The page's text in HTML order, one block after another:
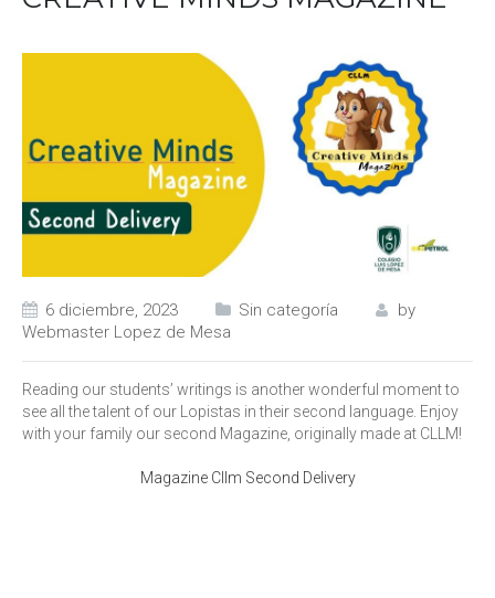
6 diciembre, 2023 Sin categoría
by
Webmaster Lopez de Mesa
Reading our students’ writings is another wonderful moment to
see all the talent of our Lopistas in their second language. Enjoy
with your family our second Magazine, originally made at CLLM!
Magazine Cllm Second Delivery